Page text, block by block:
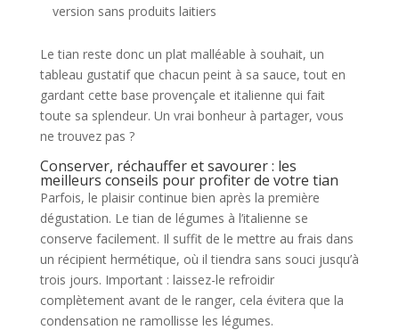
version sans produits laitiers
Le tian reste donc un plat malléable à souhait, un
tableau gustatif que chacun peint à sa sauce, tout en
gardant cette base provençale et italienne qui fait
toute sa splendeur. Un vrai bonheur à partager, vous
ne trouvez pas ?
Conserver, réchauffer et savourer : les
meilleurs conseils pour profiter de votre tian
Parfois, le plaisir continue bien après la première
dégustation. Le tian de légumes à l’italienne se
conserve facilement. Il suffit de le mettre au frais dans
un récipient hermétique, où il tiendra sans souci jusqu’à
trois jours. Important : laissez-le refroidir
complètement avant de le ranger, cela évitera que la
condensation ne ramollisse les légumes.